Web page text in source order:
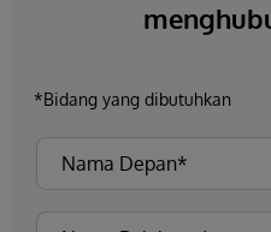
*Bidang yang dibutuhkan